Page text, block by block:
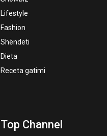
Lifestyle
Fashion
Shëndeti
Dieta
Receta gatimi
Top Channel